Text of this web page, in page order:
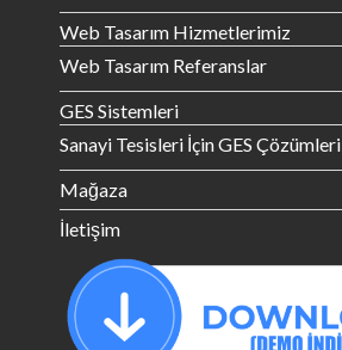
Web Tasarım Hizmetlerimiz
Web Tasarım Referanslar
GES Sistemleri
Sanayi Tesisleri İçin GES Çözümleri
Mağaza
İletişim